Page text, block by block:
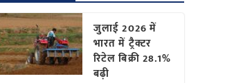
जुलाई 2026 में
भारत में ट्रैक्टर
रिटेल बिक्री 28.1%
बढ़ी